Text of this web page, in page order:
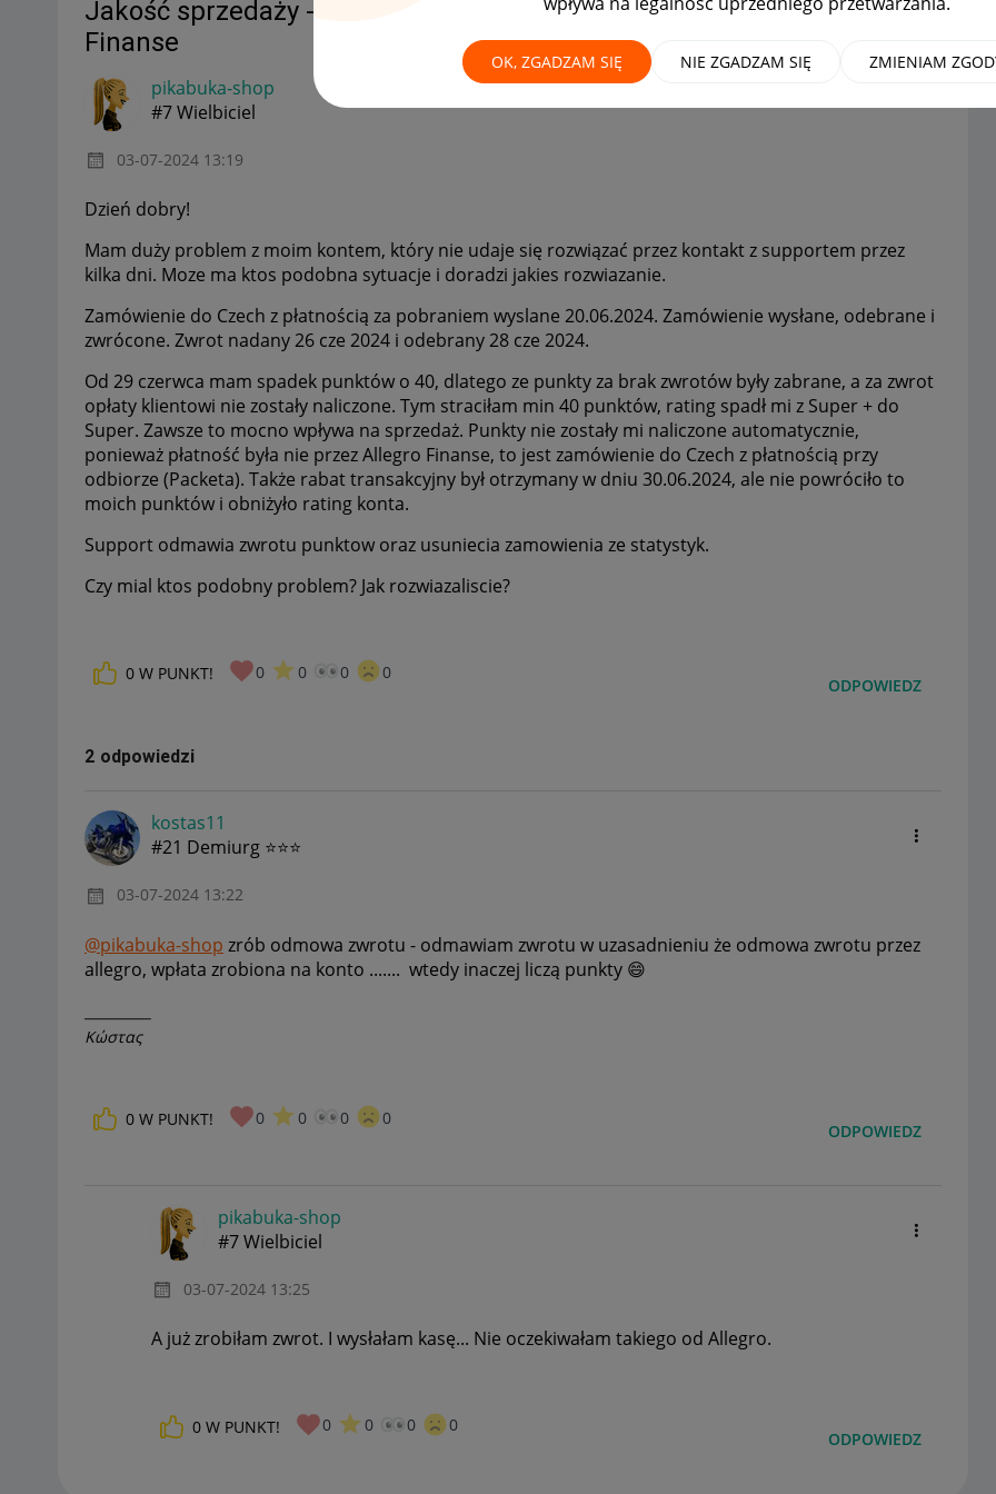
OK, ZGADZAM SIĘ NIE ZGADZAM SIĘ ZMIENIAM
Jakość sprzedaży - utrata punktów przez zwrot bez Allegro
Finanse
pikabuka-shop
#7 Wielbiciel
‎03-07-2024 13:19
Dzień dobry!
Mam duży problem z moim kontem, który nie udaje się rozwiązać przez kontakt z supportem przez
kilka dni. Moze ma ktos podobna sytuacje i doradzi jakies rozwiazanie.
Zamówienie do Czech z płatnością za pobraniem wyslane 20.06.2024. Zamówienie wysłane, odebrane i
zwrócone. Zwrot nadany 26 cze 2024 i odebrany 28 cze 2024.
Od 29 czerwca mam spadek punktów o 40, dlatego ze punkty za brak zwrotów były zabrane, a za zwrot
opłaty klientowi nie zostały naliczone. Tym straciłam min 40 punktów, rating spadł mi z Super + do
Super. Zawsze to mocno wpływa na sprzedaż. Punkty nie zostały mi naliczone automatycznie,
ponieważ płatność była nie przez Allegro Finanse, to jest zamówienie do Czech z płatnością przy
odbiorze (Packeta). Także rabat transakcyjny był otrzymany w dniu 30.06.2024, ale nie powróciło to
moich punktów i obniżyło rating konta.
Support odmawia zwrotu punktow oraz usuniecia zamowienia ze statystyk.
Czy mial ktos podobny problem? Jak rozwiazaliscie?
0 W PUNKT! 0 0 0 0
ODPOWIEDZ
2 odpowiedzi
kostas11
#21 Demiurg ⭐⭐⭐
‎03-07-2024 13:22
@pikabuka-shop zrób odmowa zwrotu - odmawiam zwrotu w uzasadnieniu że odmowa zwrotu przez
allegro, wpłata zrobiona na konto ....... wtedy inaczej liczą punkty 😄
Κώστας
0 W PUNKT! 0 0 0 0
ODPOWIEDZ
pikabuka-shop
#7 Wielbiciel
‎03-07-2024 13:25
A już zrobiłam zwrot. I wysłałam kasę... Nie oczekiwałam takiego od Allegro.
0 W PUNKT! 0 0 0 0
ODPOWIEDZ